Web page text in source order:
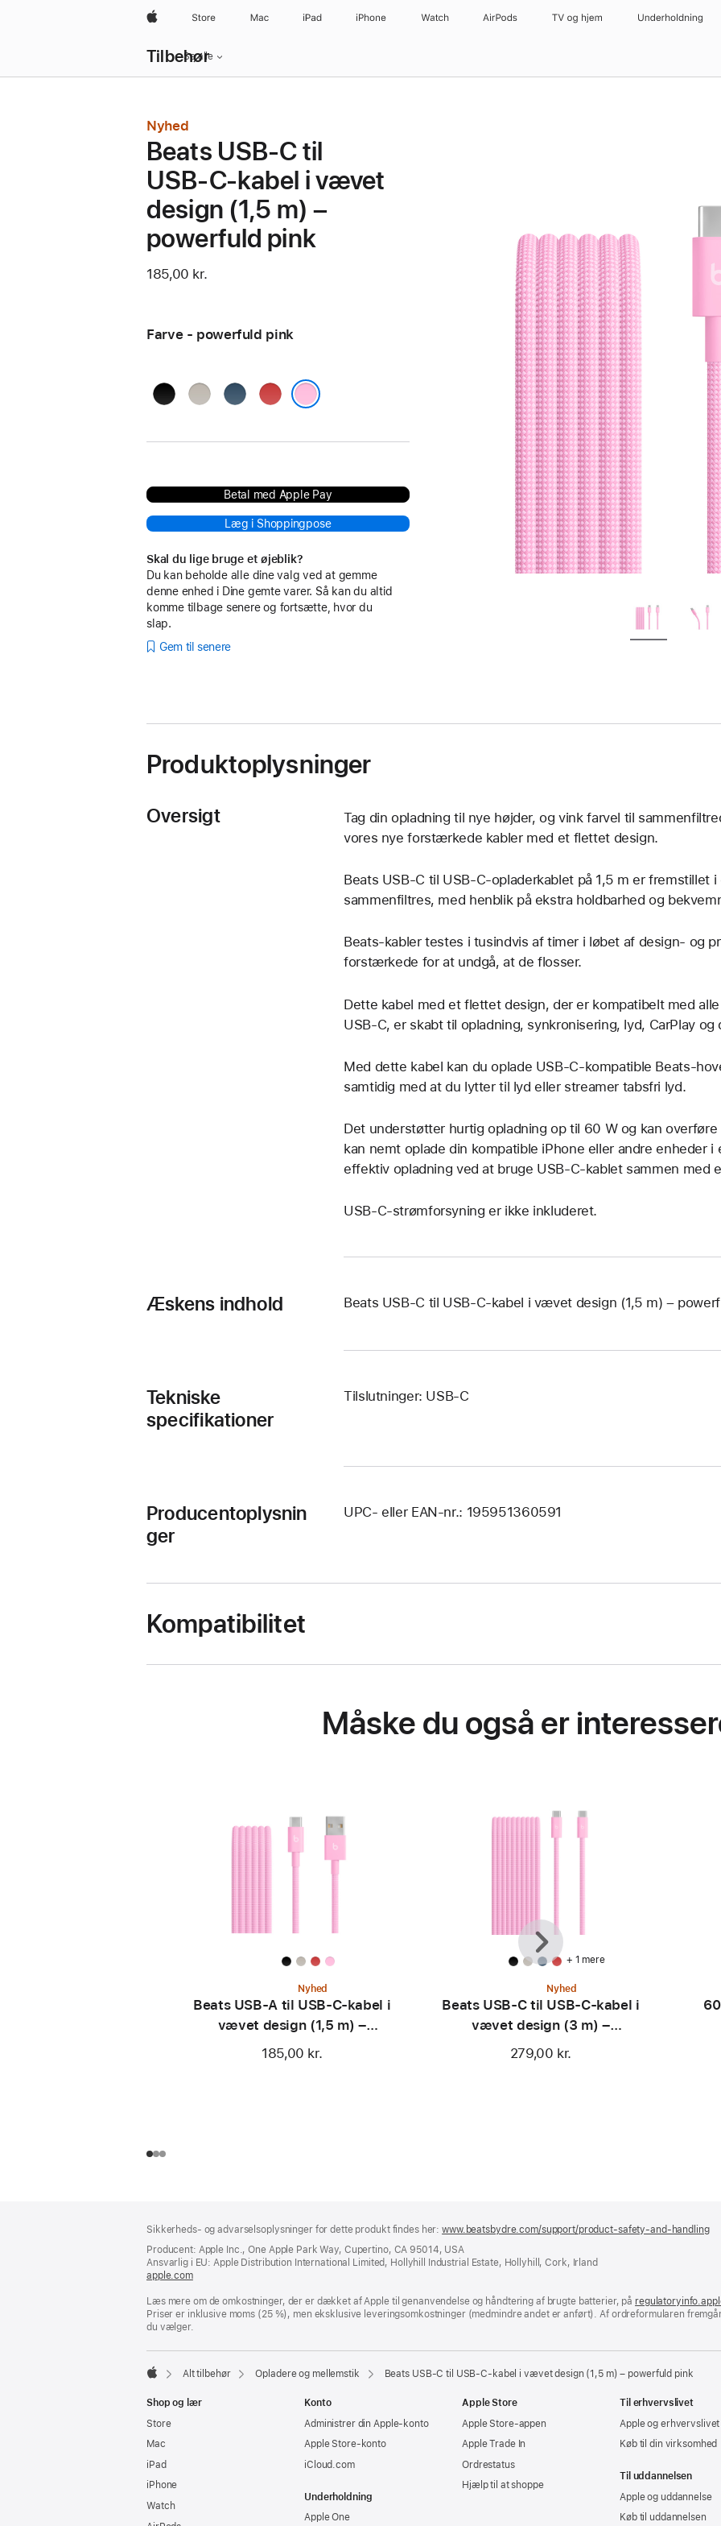
AppleStore Mac iPad iPhone Watch AirPods TV og hjem Underholdning
Tilbehør
navigation
åbn
Se alle
Nyhed
Beats USB‑C til
USB‑C-kabel i vævet
design (1,5 m) –
powerfuld pink
185,00 kr.
Farve - powerfuld pink
stærk lys
magiskrap
Betal med Apple Pay
Læg i Shoppingpose
Skal du lige bruge et øjeblik?
Du kan beholde alle dine valg ved at gemme
denne enhed i Dine gemte varer. Så kan du altid
komme tilbage senere og fortsætte, hvor du
slap.
Gem til senere
Produktoplysninger
Oversigt
Tag din opladning til nye højder, og vink farvel til
vores nye forstærkede kabler med et flettet design.
Beats USB-C til USB-C-opladerkablet på 1,5 m er fremstillet
sammenfiltres, med henblik på ekstra holdbarhed og
Beats-kabler testes i tusindvis af timer i løbet af design- og
forstærkede for at undgå, at de flosser.
Dette kabel med et flettet design, der er kompatibelt med
USB-C, er skabt til opladning, synkronisering, lyd, CarPlay og
Med dette kabel kan du oplade USB-C-kompatible Beats-
samtidig med at du lytter til lyd eller streamer tabsfri lyd.
Det understøtter hurtig opladning op til 60 W og kan
kan nemt oplade din kompatible iPhone eller andre enheder
effektiv opladning ved at bruge USB-C-kablet sammen med
USB-C-strømforsyning er ikke inkluderet.
Æskens indhold Beats USB‑C til USB‑C-kabel i vævet design (1,5 m) –
Tekniske
specifikationer
Tilslutninger: USB‑C
Producentoplysnin
ger
UPC- eller EAN-nr.: 195951360591
Kompatibilitet
Måske du også er
Nyhed
Beats USB‑A til USB‑C-kabel i
vævet design (1,5 m) –
powerfuld pink
185,00 kr.
+ 1 mere
Nyhed
Beats USB‑C til USB‑C-kabel i
vævet design (3 m) –
powerfuld pink
279,00 kr.
Forrige
Næste
Sikkerheds- og advarselsoplysninger for dette produkt findes her:www.beatsbydre.com/support/product-safety-and-handling
Producent: Apple Inc., One Apple Park Way, Cupertino, CA 95014, USA
Ansvarlig i EU: Apple Distribution International Limited, Hollyhill Industrial Estate, Hollyhill, Cork, Irland
apple.com(åbner
et
nyt
vindue)
Læs mere om de omkostninger, der er dækket af Apple til genanvendelse og håndtering af brugte batterier, på
Priser er inklusive moms (25 %), men eksklusive leveringsomkostninger (medmindre andet er anført). Af ordreformularen
du vælger.
Alt tilbehør Opladere og mellemstik Beats USB‑C til USB‑C-kabel i vævet design (1,5 m) – powerfuld pink
Shop og lær
Store
Mac
iPad
iPhone
Watch
Konto
Administrer din Apple-konto
Apple Store-konto
iCloud.com
Underholdning
Apple One
Apple Store
Apple Store-appen
Apple Trade In
Ordrestatus
Hjælp til at shoppe
Til erhvervslivet
Apple og erhvervslivet
Køb til din virksomhed
Til uddannelsen
Apple og uddannelse
Køb til uddannelsen